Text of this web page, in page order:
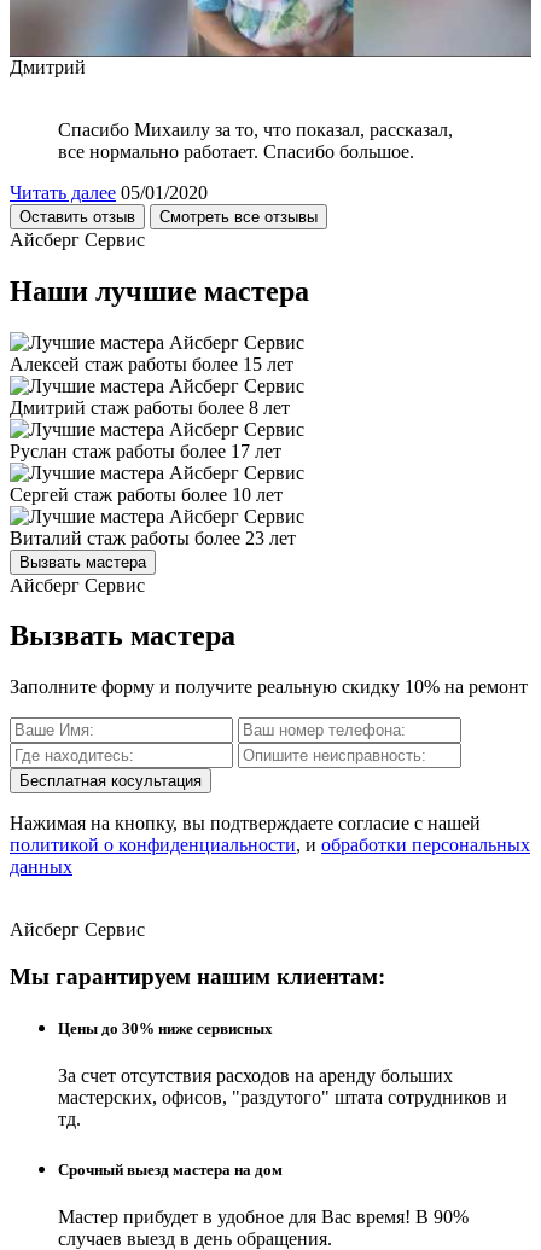
Дмитрий
Спасибо Михаилу за то, что показал, рассказал,
все нормально работает. Спасибо большое.
Читать далее 05/01/2020
Оставить отзыв Смотреть все отзывы
Айсберг Сервис
Наши лучшие мастера
Алексей стаж работы более 15 лет
Дмитрий стаж работы более 8 лет
Руслан стаж работы более 17 лет
Сергей стаж работы более 10 лет
Виталий стаж работы более 23 лет
Вызвать мастера
Айсберг Сервис
Вызвать мастера
Заполните форму и получите реальную скидку 10% на ремонт
Бесплатная косультация
Нажимая на кнопку, вы подтверждаете согласие с нашей
политикой о конфиденциальности, и обработки персональных
данных
Айсберг Сервис
Мы гарантируем нашим клиентам:
Цены до 30% ниже сервисных
За счет отсутствия расходов на аренду больших
мастерских, офисов, "раздутого" штата сотрудников и
тд.
Срочный выезд мастера на дом
Мастер прибудет в удобное для Вас время! В 90%
случаев выезд в день обращения.